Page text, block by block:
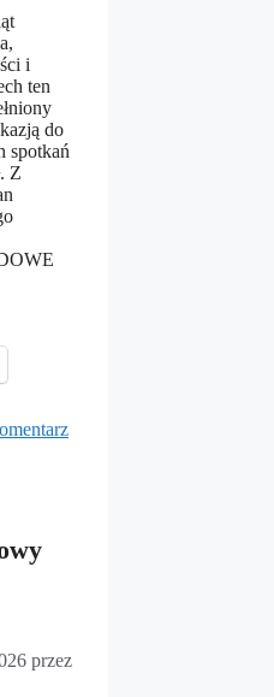
i
ten
do
spotkań
Z
przez